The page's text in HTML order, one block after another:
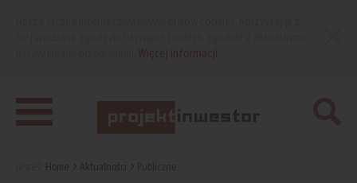
Home Aktualności Publiczne